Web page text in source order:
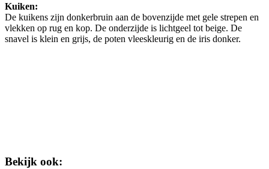
Kuiken:
De kuikens zijn donkerbruin aan de bovenzijde met gele strepen en
vlekken op rug en kop. De onderzijde is lichtgeel tot beige. De
snavel is klein en grijs, de poten vleeskleurig en de iris donker.
Bekijk ook: